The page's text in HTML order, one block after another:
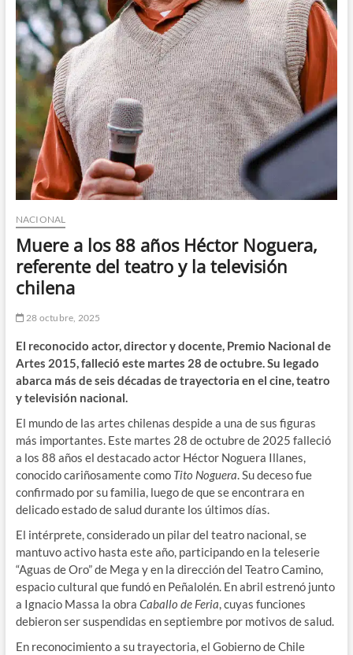
NACIONAL
Muere a los 88 años Héctor Noguera,
referente del teatro y la televisión
chilena
28 octubre, 2025
El reconocido actor, director y docente, Premio Nacional de
Artes 2015, falleció este martes 28 de octubre. Su legado
abarca más de seis décadas de trayectoria en el cine, teatro
y televisión nacional.
El mundo de las artes chilenas despide a una de sus figuras
más importantes. Este martes 28 de octubre de 2025 falleció
a los 88 años el destacado actor Héctor Noguera Illanes,
conocido cariñosamente como Tito Noguera. Su deceso fue
confirmado por su familia, luego de que se encontrara en
delicado estado de salud durante los últimos días.
El intérprete, considerado un pilar del teatro nacional, se
mantuvo activo hasta este año, participando en la teleserie
“Aguas de Oro” de Mega y en la dirección del Teatro Camino,
espacio cultural que fundó en Peñalolén. En abril estrenó junto
a Ignacio Massa la obra Caballo de Feria, cuyas funciones
debieron ser suspendidas en septiembre por motivos de salud.
En reconocimiento a su trayectoria, el Gobierno de Chile